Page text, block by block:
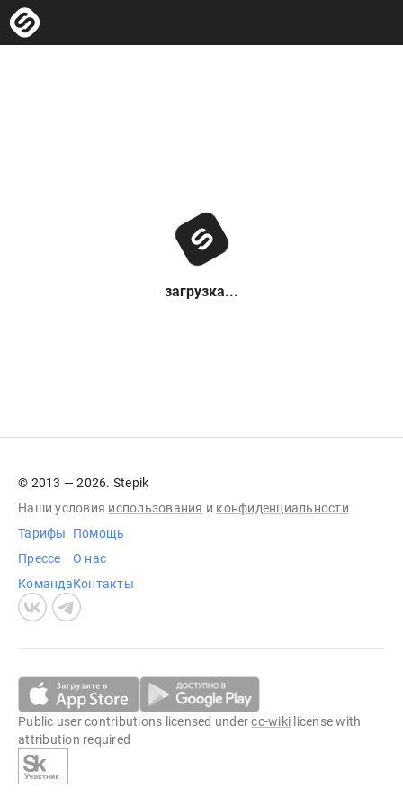
загрузка...
© 2013 — 2026. Stepik
Наши условия использования и конфиденциальности
Тарифы
Прессе
Команда
Помощь
О нас
Контакты
Public user contributions licensed undercc-wiki license with
attribution required